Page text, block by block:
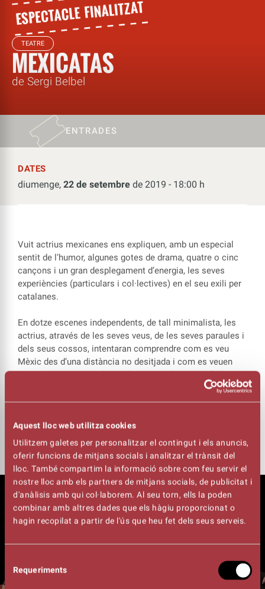
Aquest lloc web utilitza cookies
Utilitzem galetes per personalitzar el contingut i els anuncis,
oferir funcions de mitjans socials i analitzar el trànsit del
lloc. També compartim la informació sobre com feu servir el
nostre lloc amb els partners de mitjans socials, de publicitat i
d'anàlisis amb qui col·laborem. Al seu torn, ells la poden
combinar amb altres dades que els hàgiu proporcionat o
hagin recopilat a partir de l'ús que heu fet dels seus serveis.
consentiment
Requeriments
TEATRE
MEXICATAS
de Sergi Belbel
ENTRADES
DATES
diumenge, 22 de setembre de 2019 - 18:00 h
Vuit actrius mexicanes ens expliquen, amb un especial
sentit de l’humor, algunes gotes de drama, quatre o cinc
cançons i un gran desplegament d’energia, les seves
experiències (particulars i col·lectives) en el seu exili per
catalanes.
En dotze escenes independents, de tall minimalista, les
actrius, através de les seves veus, de les seves paraules i
dels seus cossos, intentaran comprendre com es veu
Mèxic des d’una distància no desitjada i com es veuen
Espanya i Catalunya des de la propera llunyania d’un
mexicanes barrejades amb la brisa suau, humida,
enganxosa i traïdora de la Mediterrània.